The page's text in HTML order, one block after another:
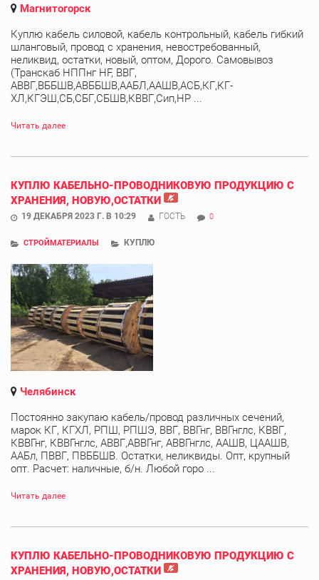
Магнитогорск
Куплю кабель силовой, кабель контрольный, кабель гибкий
шланговый, провод с хранения, невостребованный,
неликвид, остатки, новый, оптом, Дорого. Самовывоз
(Транскаб НППнг HF, ВВГ,
АВВГ,ВББШВ,АВББШВ,ААБЛ,ААШВ,АСБ,КГ,КГ-
ХЛ,КГЭШ,СБ,СБГ,СБШВ,КВВГ,Сип,НР ...
Читать далее
КУПЛЮ КАБЕЛЬНО-ПРОВОДНИКОВУЮ ПРОДУКЦИЮ С
ХРАНЕНИЯ, НОВУЮ,ОСТАТКИ
19 ДЕКАБРЯ 2023 Г. В 10:29 ГОСТЬ 0
СТРОЙМАТЕРИАЛЫ КУПЛЮ
Челябинск
Постоянно закупаю кабель/провод различных сечений,
марок КГ, КГХЛ, РПШ, РПШЭ, ВВГ, ВВГнг, ВВГнглс, КВВГ,
КВВГнг, КВВГнглс, АВВГ,АВВГнг, АВВГнглс, ААШВ, ЦААШВ,
ААБл, ПВВГ, ПВББШВ. Остатки, неликвиды. Опт, крупный
опт. Расчет: наличные, б/н. Любой горо ...
Читать далее
КУПЛЮ КАБЕЛЬНО-ПРОВОДНИКОВУЮ ПРОДУКЦИЮ С
ХРАНЕНИЯ, НОВУЮ,ОСТАТКИ